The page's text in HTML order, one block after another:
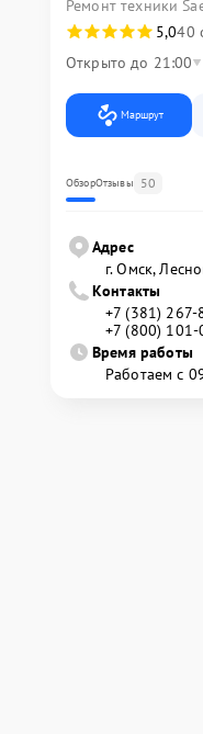
Ремонт техники
5,040
Открыто до 21:00
Маршрут
ОбзорОтзывы 50
Адрес
г. Омск,
Контакты
+7 (381) 267-
+7 (800)
Время работы
Работаем с